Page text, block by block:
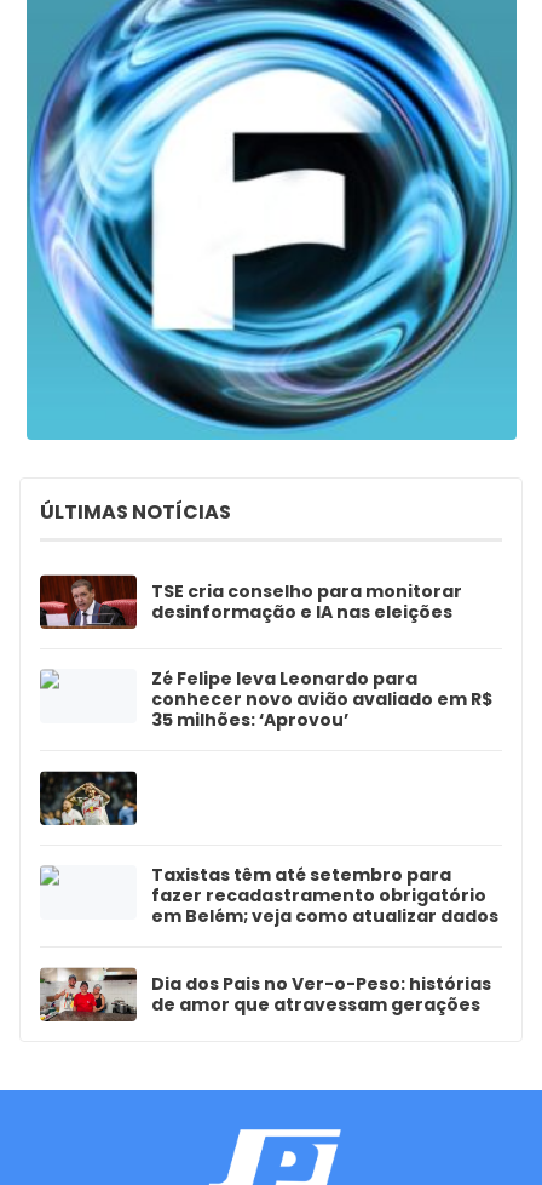
ÚLTIMAS NOTÍCIAS
TSE cria conselho para monitorar
desinformação e IA nas eleições
Zé Felipe leva Leonardo para
conhecer novo avião avaliado em R$
35 milhões: ‘Aprovou’
Taxistas têm até setembro para
fazer recadastramento obrigatório
em Belém; veja como atualizar dados
Dia dos Pais no Ver-o-Peso: histórias
de amor que atravessam gerações